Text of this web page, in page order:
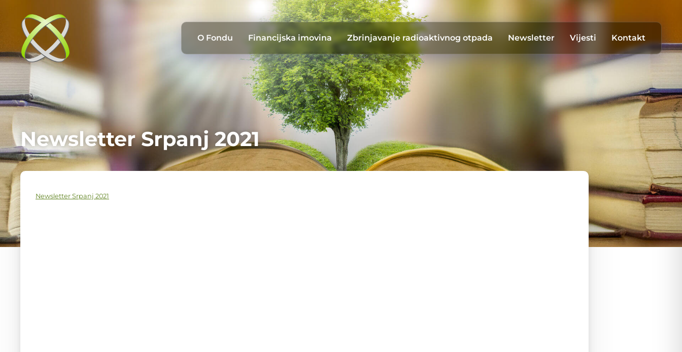
O Fondu Financijska imovina Zbrinjavanje radioaktivnog otpada Newsletter Vijesti Kontakt
Newsletter Srpanj 2021
Newsletter Srpanj 2021